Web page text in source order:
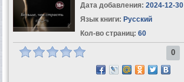
Дата добавления: 2024-12-30
Язык книги: Русский
Кол-во страниц: 60
0